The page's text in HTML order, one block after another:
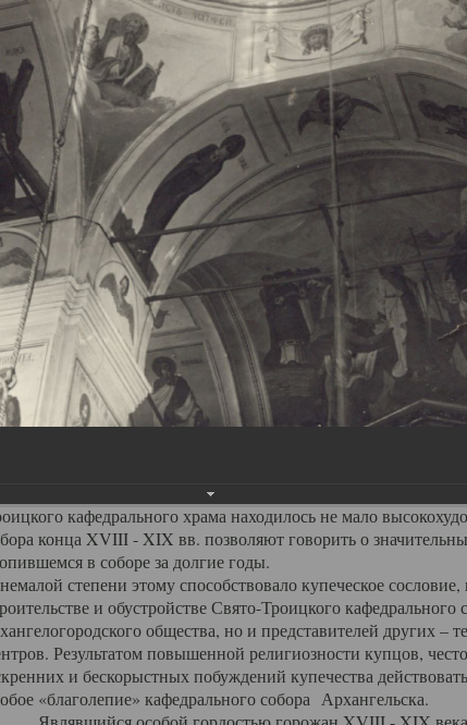
мы можем говорить, что Архангельск в большей мере,
от целенаправленных систематических
памятников архитектуры. Больше всего по
борьбой с религией, набравшая особую силу в
православного центра архангельской губернии -
Архангельска.
в начале XVIII века в центре
Троицкий собор, сразу превратился в
веке по масштабам ему не было равных на Севере.
самым высоким и значительным из городских
место, после гостиных дворов, в градостроительной
из самых больших и светлых соборов России воплотил в
города с отраженными в ней архитектурными
школы церковного зодчества.
благолепие и богатство собора, вполне
выделяя из многочисленных культовых построек
украшенный колоннами ионического стиля, с
вратами, изящным фронтоном и множеством резных,
поистине художественную ценность. В совокупности
многочисленными предметами церковной утвари
красочный ансамбль декоративного убранства
воображение своих посетителей. В соборной
кафедрального храма находилось не мало
конца XVIII - XIX вв. позволяют говорить о
в соборе за долгие годы.
степени этому способствовало купеческое
и обустройстве Свято-Троицкого кафедрального
общества, но и представителей других –
Результатом повышенной религиозности купцов,
и бескорыстных побуждений купечества
«благолепие» кафедрального собора Архангельска.